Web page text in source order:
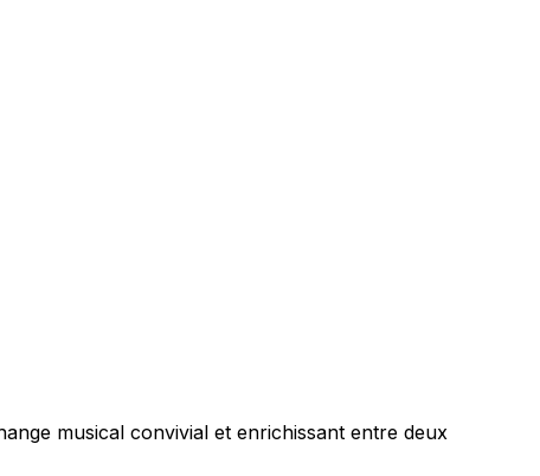
musical convivial et enrichissant entre deux